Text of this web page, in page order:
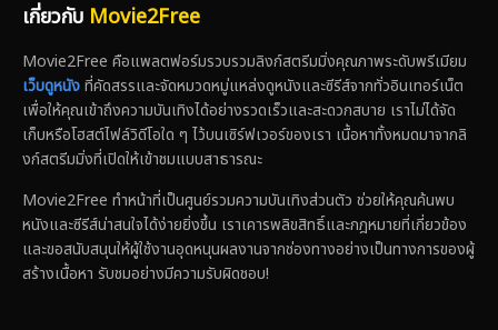
เกี่ยวกับ Movie2Free
Movie2Free คือแพลตฟอร์มรวบรวมลิงก์สตรีมมิ่งคุณภาพระดับพรีเมียม
เว็บดูหนังที่คัดสรรและจัดหมวดหมู่แหล่งดูหนังและซีรีส์จากทั่วอินเทอร์เน็ต
เพื่อให้คุณเข้าถึงความบันเทิงได้อย่างรวดเร็วและสะดวกสบาย เราไม่ได้จัด
เก็บหรือโฮสต์ไฟล์วิดีโอใด ๆ ไว้บนเซิร์ฟเวอร์ของเรา เนื้อหาทั้งหมดมาจากลิ
งก์สตรีมมิ่งที่เปิดให้เข้าชมแบบสาธารณะ
Movie2Free ทำหน้าที่เป็นศูนย์รวมความบันเทิงส่วนตัว ช่วยให้คุณค้นพบ
หนังและซีรีส์น่าสนใจได้ง่ายยิ่งขึ้น เราเคารพลิขสิทธิ์และกฎหมายที่เกี่ยวข้อง
และขอสนับสนุนให้ผู้ใช้งานอุดหนุนผลงานจากช่องทางอย่างเป็นทางการของผู้
สร้างเนื้อหา รับชมอย่างมีความรับผิดชอบ!